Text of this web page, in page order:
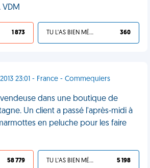
1 873 TU L'AS BIEN MÉRITÉ 360
23:01 - France - Commequiers
dans une boutique de
Un client a passé l'après-midi à
en peluche pour les faire
58 779 TU L'AS BIEN MÉRITÉ 5 198